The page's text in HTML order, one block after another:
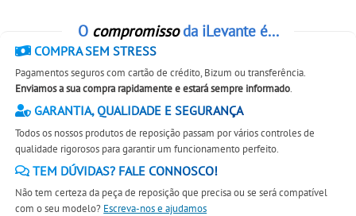
O compromissoda iLevante é...
COMPRA SEM STRESS
Pagamentos seguros com cartão de crédito, Bizum ou transferência.
Enviamos a sua compra rapidamente e estará sempre informado.
GARANTIA, QUALIDADE E SEGURANÇA
Todos os nossos produtos de reposição passam por vários controles de
qualidade rigorosos para garantir um funcionamento perfeito.
TEM DÚVIDAS? FALE CONNOSCO!
Não tem certeza da peça de reposição que precisa ou se será compatível
com o seu modelo? Escreva-nos e ajudamos